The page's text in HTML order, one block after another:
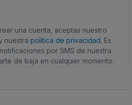
una cuenta, aceptas nuestro
nuestra política de privacidad. Es
por SMS de nuestra
de baja en cualquier momento.